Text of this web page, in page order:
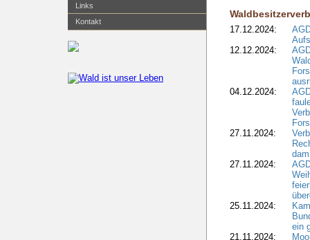
Links
Kontakt
17.12.2024:
12.12.2024:
04.12.2024:
27.11.2024:
27.11.2024:
25.11.2024:
ein
21.11.2024: